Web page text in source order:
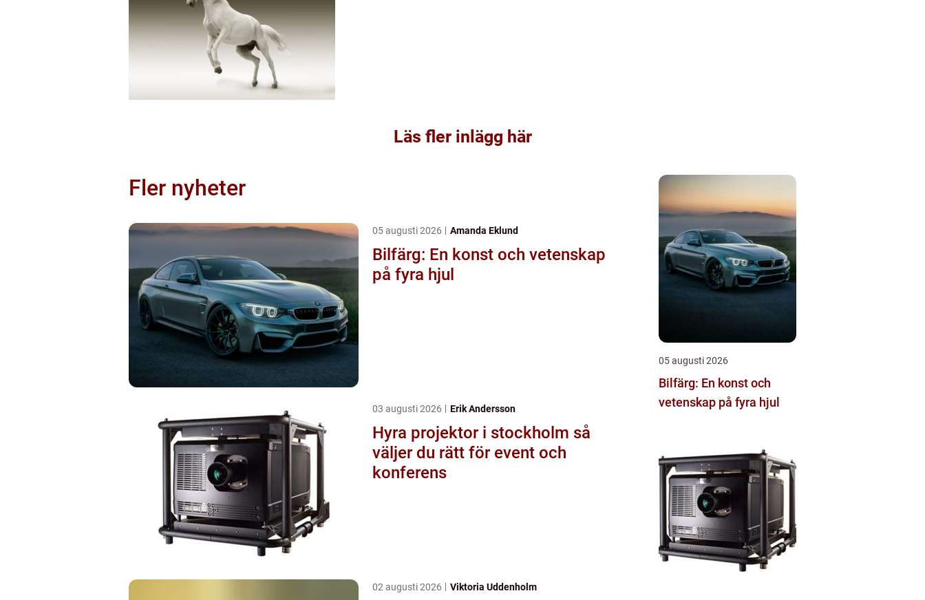
Läs fler inlägg här
Fler nyheter
05 augusti 2026 Amanda Eklund
Bilfärg: En konst och vetenskap
på fyra hjul
03 augusti 2026 Erik Andersson
Hyra projektor i stockholm så
väljer du rätt för event och
konferens
02 augusti 2026 Viktoria Uddenholm
05 augusti 2026
Bilfärg: En konst och
vetenskap på fyra hjul